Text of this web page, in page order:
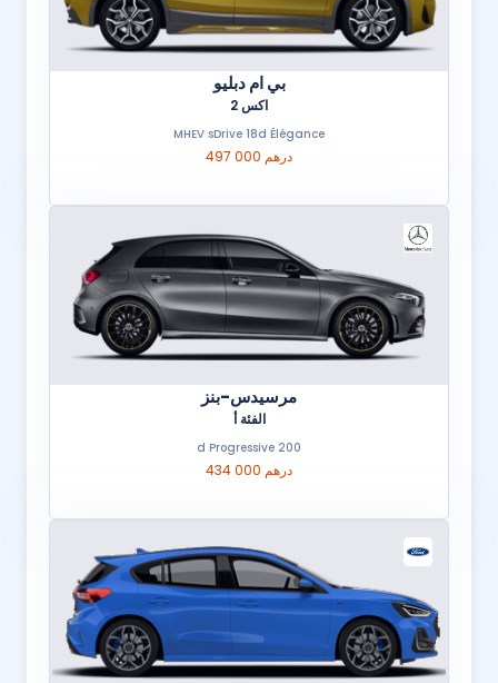
بي ام دبليو
اكس 2
MHEV sDrive 18d Élégance
497 000 درهم
مرسيدس-بنز
الفئة أ
200 d Progressive
434 000 درهم